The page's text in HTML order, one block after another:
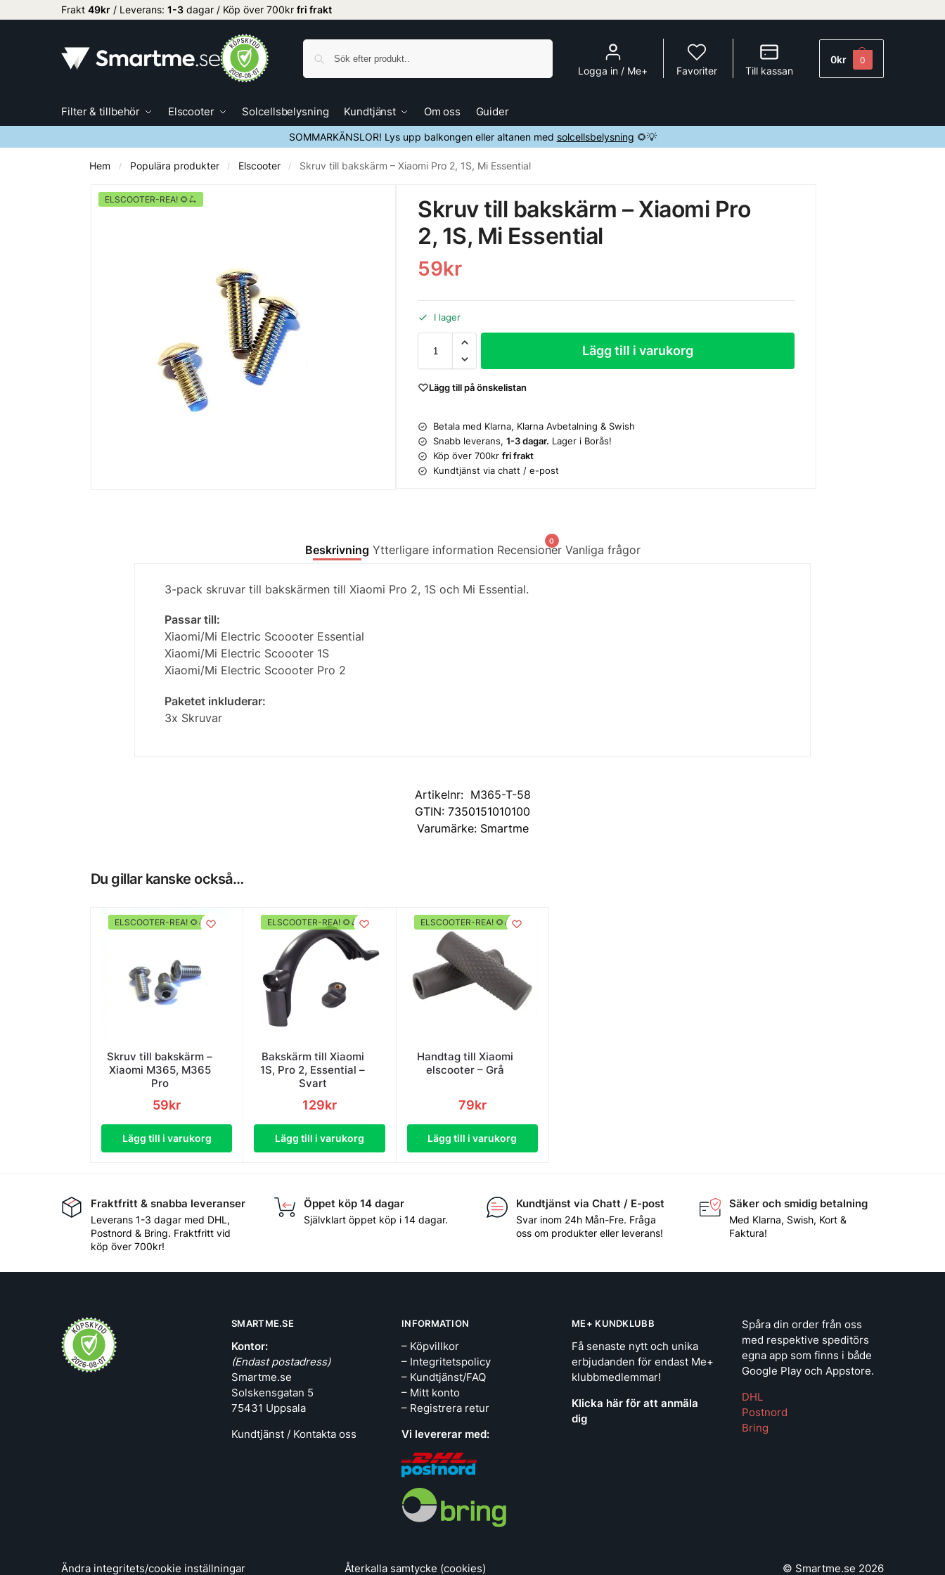
Frakt 49kr / Leverans: 1-3 dagar / Köp över 700kr fri frakt
Logga in / Me+ Favoriter Till kassan
0kr 0
Filter & tillbehör Elscooter Solcellsbelysning Kundtjänst Om oss Guider
SOMMARKÄNSLOR! Lys upp balkongen eller altanen med solcellsbelysning 🌻💡
Hem / Populära produkter / Elscooter / Skruv till bakskärm – Xiaomi Pro 2, 1S, Mi Essential
ELSCOOTER-REA! 🌻🛴
Skruv till bakskärm – Xiaomi Pro
2, 1S, Mi Essential
59kr
I lager
Lägg till i varukorg
Lägg till på önskelistan
Betala med Klarna, Klarna Avbetalning & Swish
Snabb leverans,1-3 dagar. Lager i Borås!
Köp över 700krfri frakt
Kundtjänst via chatt / e-post
Beskrivning Ytterligare information Recensioner
0
Vanliga frågor
3-pack skruvar till bakskärmen till Xiaomi Pro 2, 1S och Mi Essential.
Passar till:
Xiaomi/Mi Electric Scoooter Essential
Xiaomi/Mi Electric Scoooter 1S
Xiaomi/Mi Electric Scoooter Pro 2
Paketet inkluderar:
3x Skruvar
Artikelnr: M365-T-58
GTIN: 7350151010100
Varumärke: Smartme
Du gillar kanske också…
ELSCOOTER-REA! 🌻🛴
Skruv till bakskärm –
Xiaomi M365, M365
Pro
59kr
Lägg till i varukorg
ELSCOOTER-REA! 🌻🛴
Bakskärm till Xiaomi
1S, Pro 2, Essential –
Svart
129kr
Lägg till i varukorg
ELSCOOTER-REA! 🌻🛴
Handtag till Xiaomi
elscooter – Grå
79kr
Lägg till i varukorg
Fraktfritt & snabba leveranser
Leverans 1-3 dagar med DHL,
Postnord & Bring. Fraktfritt vid
köp över 700kr!
Öppet köp 14 dagar
Självklart öppet köp i 14 dagar.
Kundtjänst via Chatt / E-post
Svar inom 24h Mån-Fre. Fråga
oss om produkter eller leverans!
Säker och smidig betalning
Med Klarna, Swish, Kort &
Faktura!
SMARTME.SE
Kontor:
(Endast postadress)
Smartme.se
Solskensgatan 5
75431 Uppsala
Kundtjänst / Kontakta oss
INFORMATION
– Köpvillkor
– Integritetspolicy
– Kundtjänst/FAQ
– Mitt konto
– Registrera retur
Vi levererar med:
ME+ KUNDKLUBB
Få senaste nytt och unika
erbjudanden för endast Me+
klubbmedlemmar!
Klicka här för att anmäla
dig
Spåra din order från oss
med respektive speditörs
egna app som finns i både
Google Play och Appstore.
DHL
Postnord
Bring
Ändra integritets/cookie inställningar Återkalla samtycke (cookies) © Smartme.se 2026